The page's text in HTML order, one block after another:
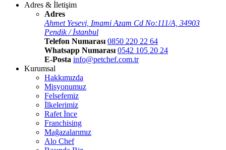
Adres & İletişim
Adres
Ahmet Yesevi, Imami Azam Cd No:111/A, 34903
Pendik / İstanbul
Telefon Numarası 0850 220 22 64
Whatsapp Numarası 0542 105 20 24
E-Posta info@petchef.com.tr
Kurumsal
Hakkımızda
Misyonumuz
Felsefemiz
İlkelerimiz
Rafet İnce
Franchising
Mağazalarımız
Alo Chef